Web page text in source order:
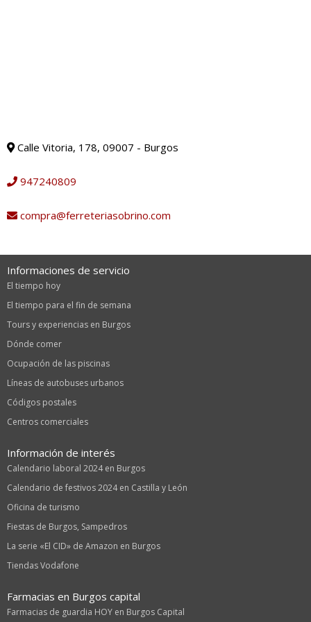
Calle Vitoria, 178, 09007 - Burgos
947240809
compra@ferreteriasobrino.com
Informaciones de servicio
El tiempo hoy
El tiempo para el fin de semana
Tours y experiencias en Burgos
Dónde comer
Ocupación de las piscinas
Líneas de autobuses urbanos
Códigos postales
Centros comerciales
Información de interés
Calendario laboral 2024 en Burgos
Calendario de festivos 2024 en Castilla y León
Oficina de turismo
Fiestas de Burgos, Sampedros
La serie «El CID» de Amazon en Burgos
Tiendas Vodafone
Farmacias en Burgos capital
Farmacias de guardia HOY en Burgos Capital